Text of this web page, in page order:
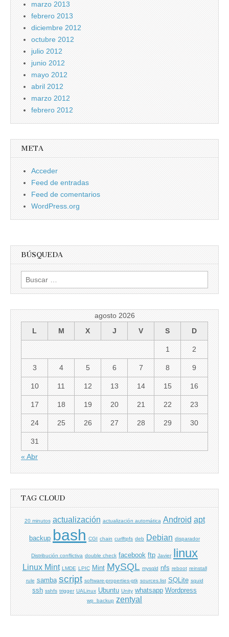
marzo 2013
febrero 2013
diciembre 2012
octubre 2012
julio 2012
junio 2012
mayo 2012
abril 2012
marzo 2012
febrero 2012
META
Acceder
Feed de entradas
Feed de comentarios
WordPress.org
BÚSQUEDA
Buscar:
agosto 2026
L
M X J V S D
1 2
3 4 5 6 7 8 9
10 11 12 13 14 15 16
17 18 19 20 21 22 23
24 25 26 27 28 29 30
31
« Abr
TAG CLOUD
20 minutos actualización actualización automática Android apt
backup bash CGI chain curlftpfs deb Debian disparador
Distribución conflictiva double check facebook ftp Javier linux
Linux Mint LMDE LPIC Mint MySQL mysqld nfs reboot reinstall
rule samba script software-properties-gtk sources.list SQLite squid
ssh sshfs trigger UALinux Ubuntu Unity whatsapp Wordpress
wp_backup zentyal